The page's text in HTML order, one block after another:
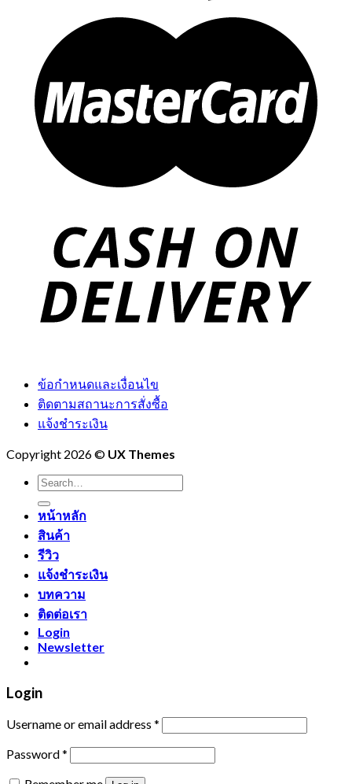
ข้อกำหนดและเงื่อนไข
ติดตามสถานะการสั่งซื้อ
แจ้งชำระเงิน
Copyright 2026 © UX Themes
Search
for:
หน้าหลัก
สินค้า
รีวิว
แจ้งชำระเงิน
บทความ
ติดต่อเรา
Login
Newsletter
Login
Username or email address *
Password*